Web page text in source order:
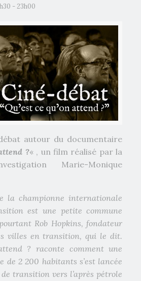
- 23h00
autour du documentaire
?« , un film réalisé par la
Marie-Monique
la championne internationale
est une petite commune
Rob Hopkins, fondateur
villes en transition, qui le dit.
? raconte comment une
de 2 200 habitants s’est lancée
transition vers l’après pétrole